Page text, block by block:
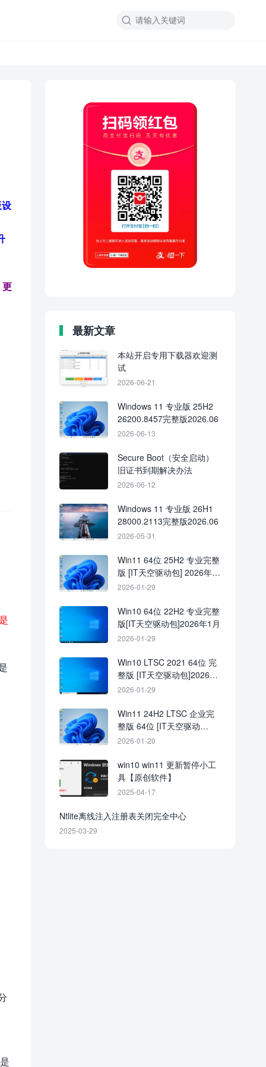

最新文章
本站开启专用下载器欢迎测
试
2026-06-21
Windows 11 专业版 25H2
26200.8457完整版2026.06
2026-06-13
Secure Boot（安全启动）
旧证书到期解决办法
2026-06-12
Windows 11 专业版 26H1
28000.2113完整版2026.06
2026-05-31
Win11 64位 25H2 专业完整
版 [IT天空驱动包] 2026年1
月
2026-01-29
Win10 64位 22H2 专业完整
版[IT天空驱动包]2026年1月
2026-01-29
Win10 LTSC 2021 64位 完
整版 [IT天空驱动包]2026年
1月
2026-01-29
Win11 24H2 LTSC 企业完
整版 64位 [IT天空驱动
包]2026年1月
2026-01-20
win10 win11 更新暂停小工
具【原创软件】
2025-04-17
Ntlite离线注入注册表关闭完全中心
2025-03-29